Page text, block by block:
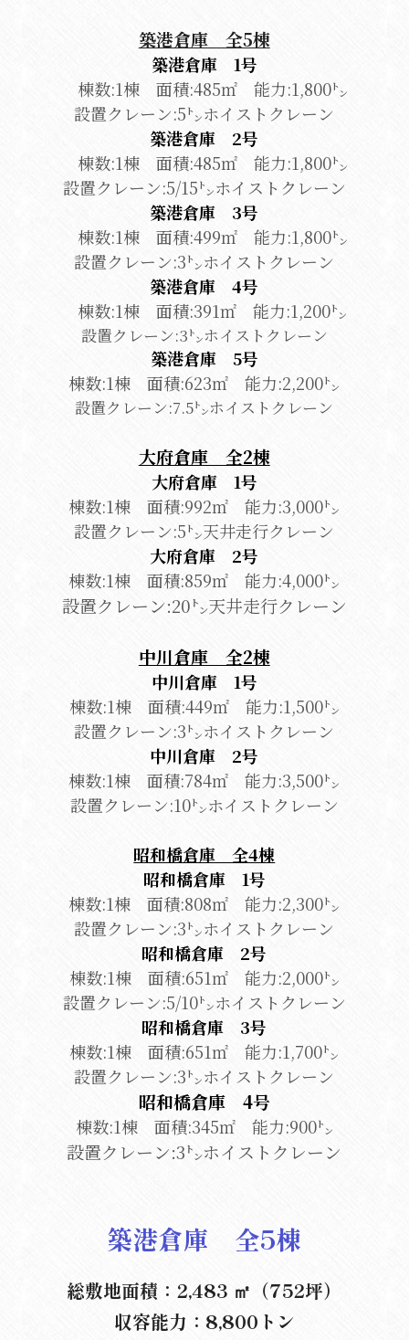
築港倉庫　全5棟
築港倉庫　1号
棟数:1棟　面積:485㎡　能力:1,800㌧
設置クレーン:5㌧ホイストクレーン
築港倉庫　2号
棟数:1棟　面積:485㎡　能力:1,800㌧
設置クレーン:5/15㌧ホイストクレーン
築港倉庫　3号
棟数:1棟　面積:499㎡　能力:1,800㌧
設置クレーン:3㌧ホイストクレーン
築港倉庫　4号
棟数:1棟　面積:391㎡　能力:1,200㌧
設置クレーン:3㌧ホイストクレーン
築港倉庫　5号
棟数:1棟　面積:623㎡　能力:2,200㌧
設置クレーン:7.5㌧ホイストクレーン
大府倉庫　全2棟
大府倉庫　1号
棟数:1棟　面積:992㎡　能力:3,000㌧
設置クレーン:5㌧天井走行クレーン
大府倉庫　2号
棟数:1棟　面積:859㎡　能力:4,000㌧
設置クレーン:20㌧天井走行クレーン
中川倉庫　全2棟
中川倉庫　1号
棟数:1棟　面積:449㎡　能力:1,500㌧
設置クレーン:3㌧ホイストクレーン
中川倉庫　2号
棟数:1棟　面積:784㎡　能力:3,500㌧
設置クレーン:10㌧ホイストクレーン
昭和橋倉庫　全4棟
昭和橋倉庫　1号
棟数:1棟　面積:808㎡　能力:2,300㌧
設置クレーン:3㌧ホイストクレーン
昭和橋倉庫　2号
棟数:1棟　面積:651㎡　能力:2,000㌧
設置クレーン:5/10㌧ホイストクレーン
昭和橋倉庫　3号
棟数:1棟　面積:651㎡　能力:1,700㌧
設置クレーン:3㌧ホイストクレーン
昭和橋倉庫　4号
棟数:1棟　面積:345㎡　能力:900㌧
設置クレーン:3㌧ホイストクレーン
築港倉庫　全5棟
総敷地面積：2,483 ㎡（752坪）
収容能力：8,800トン